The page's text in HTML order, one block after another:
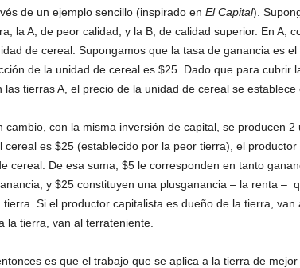
de un ejemplo sencillo (inspirado en El Capital).
la A, de peor calidad, y la B, de calidad superior. En A,
de cereal. Supongamos que la tasa de ganancia es
de la unidad de cereal es $25. Dado que para cubrir
las tierras A, el precio de la unidad de cereal se establece
cambio, con la misma inversión de capital, se producen
cereal es $25 (establecido por la peor tierra), el
cereal. De esa suma, $5 le corresponden en tanto
y $25 constituyen una plusganancia – la renta –
tierra. Si el productor capitalista es dueño de la tierra, van
la tierra, van al terrateniente.
es que el trabajo que se aplica a la tierra de